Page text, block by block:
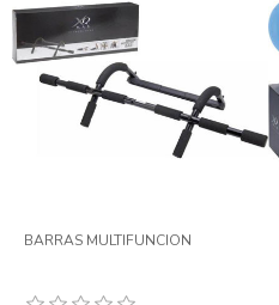
BARRAS MULTIFUNCION